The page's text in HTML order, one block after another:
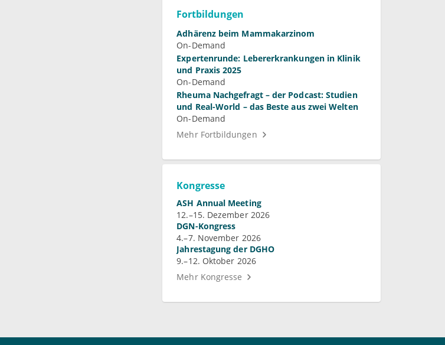
Fortbildungen
Adhärenz beim Mammakarzinom
On-Demand
Expertenrunde: Lebererkrankungen in Klinik
und Praxis 2025
On-Demand
Rheuma Nachgefragt – der Podcast: Studien
und Real-World – das Beste aus zwei Welten
On-Demand
Mehr Fortbildungen
Kongresse
ASH Annual Meeting
12.–15. Dezember 2026
DGN-Kongress
4.–7. November 2026
Jahrestagung der DGHO
9.–12. Oktober 2026
Mehr Kongresse